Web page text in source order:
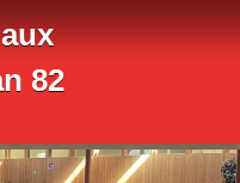
82